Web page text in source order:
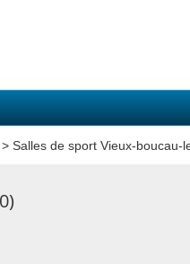
> Salles de sport Vieux-boucau-